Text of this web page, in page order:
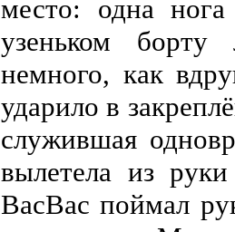
место: одна
узеньком
немного, как
ударило в
служившая
вылетела из
ВасВас поймал